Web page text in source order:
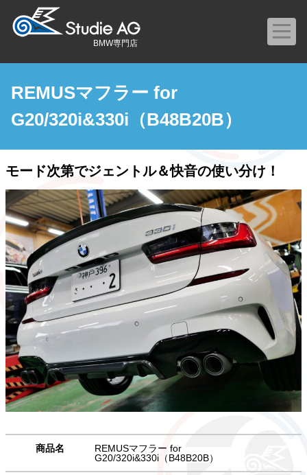
BMW専門店
REMUSマフラー for
G20/320i&330i（B48B20B）
モード次第でジェントル＆快音の使い分け！
商品名
REMUSマフラー for
G20/320i&330i（B48B20B）